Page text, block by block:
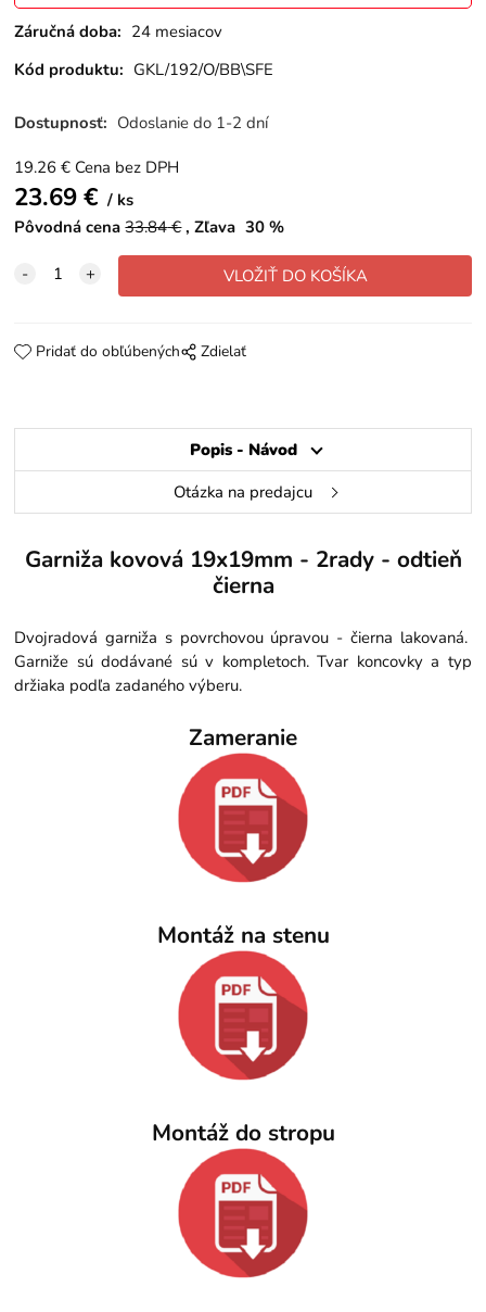
Záručná doba: 24 mesiacov
Kód produktu: GKL/192/O/BB\SFE
Dostupnosť: Odoslanie do 1-2 dní
19.26 € Cena bez DPH
23.69€
ks
Pôvodná cena 33.84€ Zľava 30 %
Pridať do obľúbených Zdielať
Popis - Návod
Otázka na predajcu
Garniža kovová 19x19mm - 2rady - odtieň
čierna
Dvojradová garniža s povrchovou úpravou - čierna lakovaná.
Garniže sú dodávané sú v kompletoch. Tvar koncovky a typ
držiaka podľa zadaného výberu.
Zameranie
Montáž na stenu
Montáž do stropu